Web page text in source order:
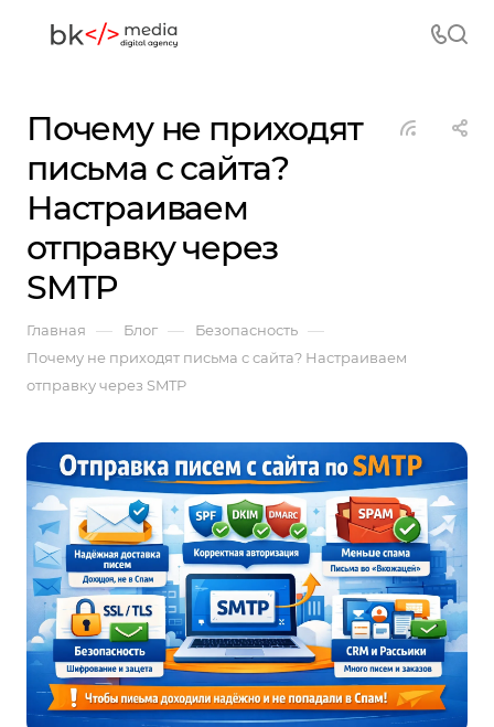
Почему не приходят
письма с сайта?
Настраиваем
отправку через
SMTP
Главная — Блог — Безопасность —
Почему не приходят письма с сайта? Настраиваем
отправку через SMTP